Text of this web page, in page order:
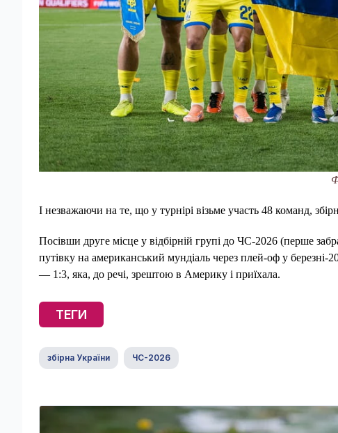
І незважаючи на те, що у турнірі візьме участь 48 команд,
Посівши друге місце у відбірній групі до ЧС-2026 (перше
путівку на американський мундіаль через плей-оф у
— 1:3, яка, до речі, зрештою в Америку і приїхала.
ТЕГИ
збірна України ЧС-2026